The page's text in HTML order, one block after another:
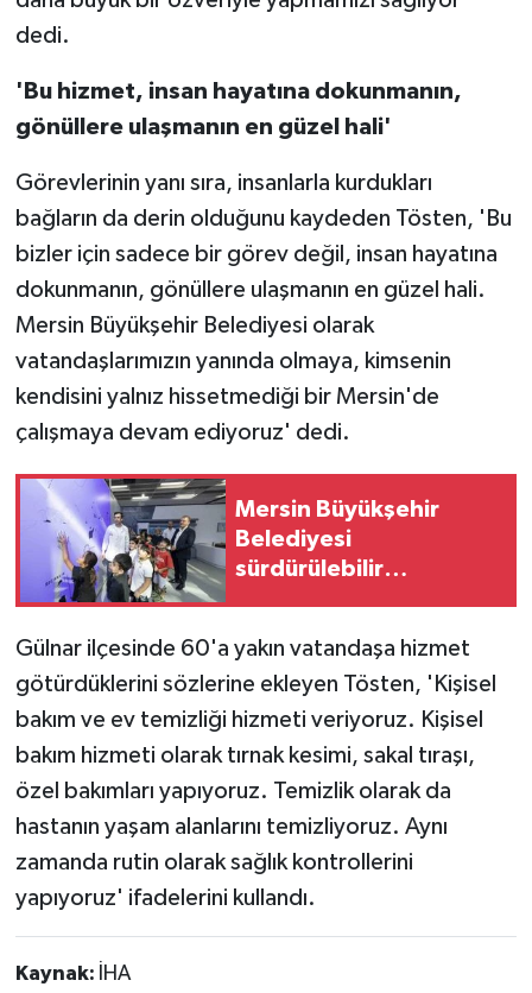
dedi.
'Bu hizmet, insan hayatına dokunmanın,
gönüllere ulaşmanın en güzel hali'
Görevlerinin yanı sıra, insanlarla kurdukları
bağların da derin olduğunu kaydeden Tösten, 'Bu
bizler için sadece bir görev değil, insan hayatına
dokunmanın, gönüllere ulaşmanın en güzel hali.
Mersin Büyükşehir Belediyesi olarak
vatandaşlarımızın yanında olmaya, kimsenin
kendisini yalnız hissetmediği bir Mersin'de
çalışmaya devam ediyoruz' dedi.
Mersin Büyükşehir
Belediyesi
sürdürülebilir
Gülnar ilçesinde 60'a yakın vatandaşa hizmet
götürdüklerini sözlerine ekleyen Tösten, 'Kişisel
bakım ve ev temizliği hizmeti veriyoruz. Kişisel
bakım hizmeti olarak tırnak kesimi, sakal tıraşı,
özel bakımları yapıyoruz. Temizlik olarak da
hastanın yaşam alanlarını temizliyoruz. Aynı
zamanda rutin olarak sağlık kontrollerini
yapıyoruz' ifadelerini kullandı.
Kaynak: İHA